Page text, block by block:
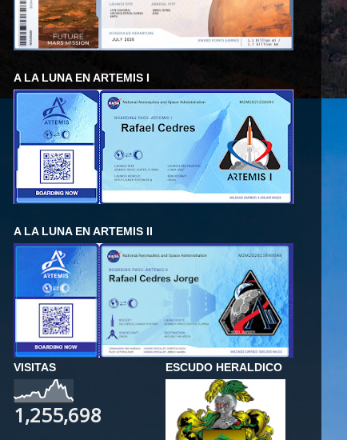
A LA LUNA EN ARTEMIS I
A LA LUNA EN ARTEMIS II
VISITAS
1,255,698
ESCUDO HERALDICO